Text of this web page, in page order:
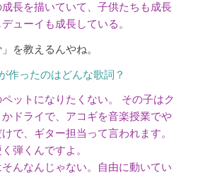
成長を描いていて、子供たちも成長
ューイも成長している。
」を教えるんやね。
作ったのはどんな歌詞？
ットになりたくない。 その子はク
ドライで、アコギを音楽授業でや
で、ギター担当って言われます。
弾くんですよ。
そんなんじゃない。自由に動いてい